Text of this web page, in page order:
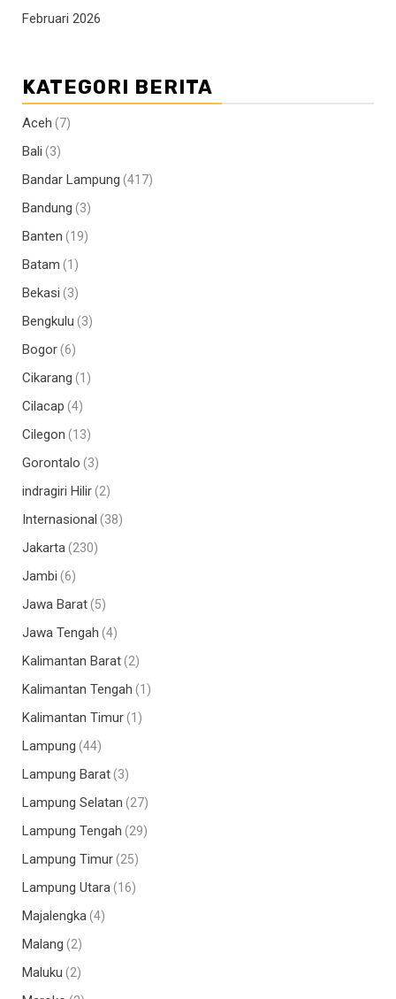
Februari 2026
KATEGORI BERITA
Aceh (7)
Bali (3)
Bandar Lampung (417)
Bandung (3)
Banten (19)
Batam (1)
Bekasi (3)
Bengkulu (3)
Bogor(6)
Cikarang (1)
Cilacap (4)
Cilegon (13)
Gorontalo (3)
indragiri Hilir(2)
Internasional (38)
Jakarta(230)
Jambi (6)
Jawa Barat(5)
Jawa Tengah (4)
Kalimantan Barat(2)
Kalimantan Tengah (1)
Kalimantan Timur(1)
Lampung (44)
Lampung Barat(3)
Lampung Selatan (27)
Lampung Tengah (29)
Lampung Timur(25)
Lampung Utara(16)
Majalengka(4)
Malang (2)
Maluku (2)